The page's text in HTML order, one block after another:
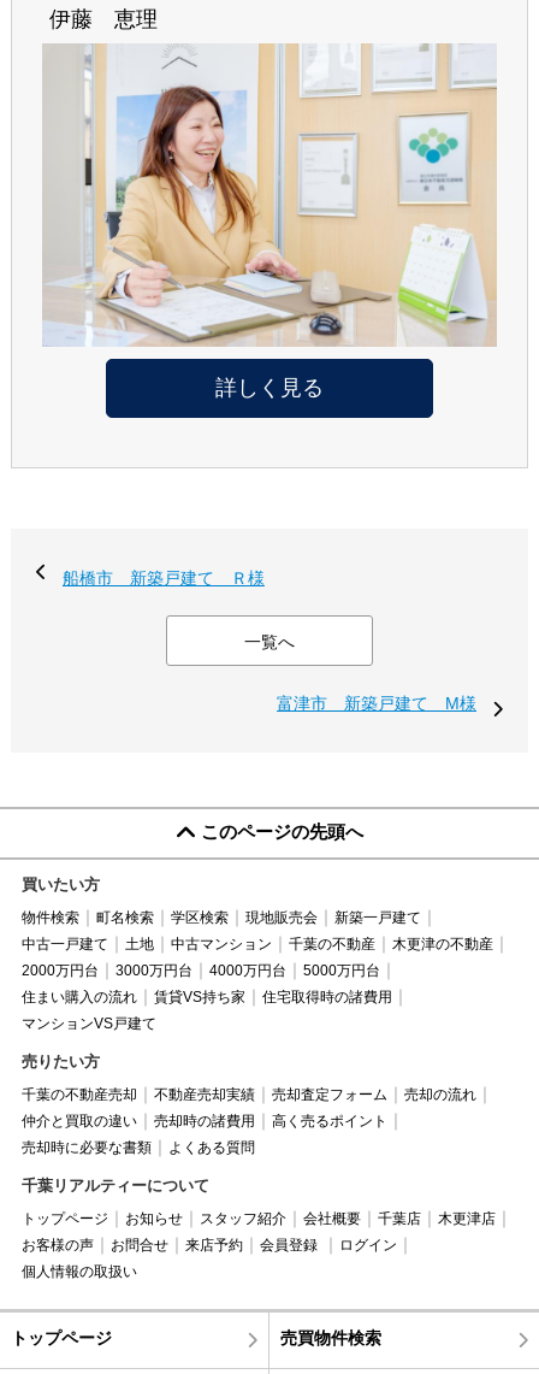
伊藤 恵理
詳しく見る
船橋市 新築戸建て Ｒ様
一覧へ
富津市 新築戸建て M様
このページの先頭へ
買いたい方
物件検索 町名検索 学区検索 現地販売会
新築一戸建て
中古一戸建て
土地 中古マンション 千葉の不動産
木更津の不動産
2000万円台
3000万円台 4000万円台
5000万円台
住まい購入の流れ
賃貸VS持ち家
住宅取得時の諸費用
マンションVS戸建て
売りたい方
千葉の不動産売却 不動産売却実績 売却査定フォーム
売却の流れ
仲介と買取の違い
売却時の諸費用
高く売るポイント
売却時に必要な書類
よくある質問
千葉リアルティーについて
トップページ お知らせ スタッフ紹介 会社概要 千葉店
木更津店
お客様の声
お問合せ 来店予約 会員登録
ログイン
個人情報の取扱い
トップページ 売買物件検索